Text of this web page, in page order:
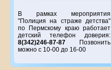
В рамках мероприятия
"Полиция на страже детства"
по Пермскому краю работает
детский телефон доверия:
8(342)246-87-87 Позвонить
можно с 10-00 до 16-00